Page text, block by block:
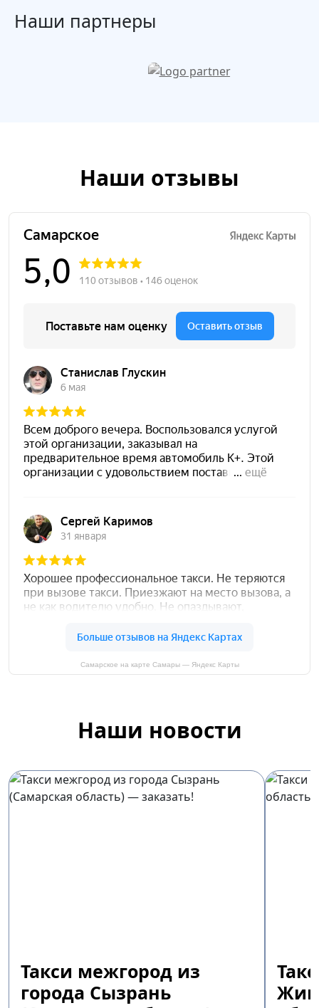
Наши партнеры
Наши отзывы
Самарское на карте Самары — Яндекс Карты
Наши новости
Такси межгород из
города Сызрань